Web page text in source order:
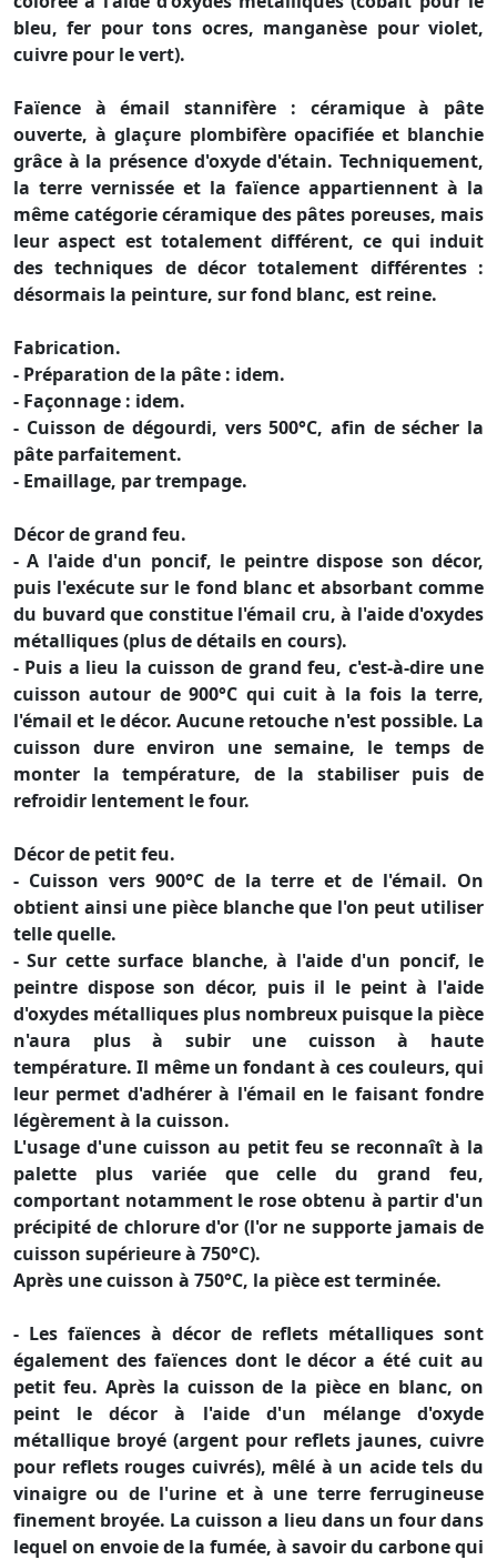
bleu, fer pour tons ocres, manganèse pour violet,
cuivre pour le vert).
Faïence à émail stannifère : céramique à pâte
ouverte, à glaçure plombifère opacifiée et blanchie
grâce à la présence d'oxyde d'étain. Techniquement,
la terre vernissée et la faïence appartiennent à la
même catégorie céramique des pâtes poreuses, mais
leur aspect est totalement différent, ce qui induit
des techniques de décor totalement différentes :
désormais la peinture, sur fond blanc, est reine.
Fabrication.
- Préparation de la pâte : idem.
- Façonnage : idem.
- Cuisson de dégourdi, vers 500°C, afin de sécher la
pâte parfaitement.
- Emaillage, par trempage.
Décor de grand feu.
- A l'aide d'un poncif, le peintre dispose son décor,
puis l'exécute sur le fond blanc et absorbant comme
du buvard que constitue l'émail cru, à l'aide d'oxydes
métalliques (plus de détails en cours).
- Puis a lieu la cuisson de grand feu, c'est-à-dire une
cuisson autour de 900°C qui cuit à la fois la terre,
l'émail et le décor. Aucune retouche n'est possible. La
cuisson dure environ une semaine, le temps de
monter la température, de la stabiliser puis de
refroidir lentement le four.
Décor de petit feu.
- Cuisson vers 900°C de la terre et de l'émail. On
obtient ainsi une pièce blanche que l'on peut utiliser
telle quelle.
- Sur cette surface blanche, à l'aide d'un poncif, le
peintre dispose son décor, puis il le peint à l'aide
d'oxydes métalliques plus nombreux puisque la pièce
n'aura plus à subir une cuisson à haute
température. Il même un fondant à ces couleurs, qui
leur permet d'adhérer à l'émail en le faisant fondre
légèrement à la cuisson.
L'usage d'une cuisson au petit feu se reconnaît à la
palette plus variée que celle du grand feu,
comportant notamment le rose obtenu à partir d'un
précipité de chlorure d'or (l'or ne supporte jamais de
cuisson supérieure à 750°C).
Après une cuisson à 750°C, la pièce est terminée.
- Les faïences à décor de reflets métalliques sont
également des faïences dont le décor a été cuit au
petit feu. Après la cuisson de la pièce en blanc, on
peint le décor à l'aide d'un mélange d'oxyde
métallique broyé (argent pour reflets jaunes, cuivre
pour reflets rouges cuivrés), mêlé à un acide tels du
vinaigre ou de l'urine et à une terre ferrugineuse
finement broyée. La cuisson a lieu dans un four dans
lequel on envoie de la fumée, à savoir du carbone qui